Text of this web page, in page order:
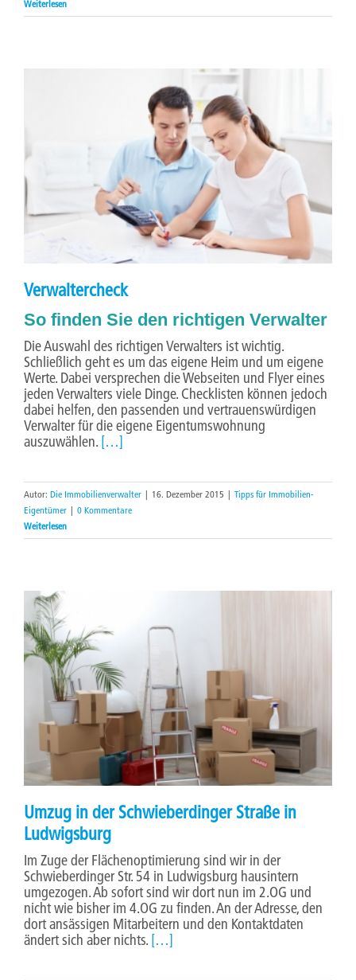
Weiterlesen
Verwaltercheck
So finden Sie den richtigen Verwalter
Die Auswahl des richtigen Verwalters ist wichtig.
Schließlich geht es um das eigene Heim und um eigene
Werte. Dabei versprechen die Webseiten und Flyer eines
jeden Verwalters viele Dinge. Checklisten können jedoch
dabei helfen, den passenden und vertrauenswürdigen
Verwalter für die eigene Eigentumswohnung
auszuwählen. […]
Autor: Die Immobilienverwalter | 16. Dezember 2015 | Tipps für Immobilien-
Eigentümer | 0 Kommentare
Weiterlesen
Umzug in der Schwieberdinger Straße in
Ludwigsburg
Im Zuge der Flächenoptimierung sind wir in der
Schwieberdinger Str. 54 in Ludwigsburg hausintern
umgezogen. Ab sofort sind wir dort nun im 2.OG und
nicht wie bisher im 4.OG zu finden. An der Adresse, den
dort ansässigen Mitarbeitern und den Kontaktdaten
ändert sich aber nichts. […]